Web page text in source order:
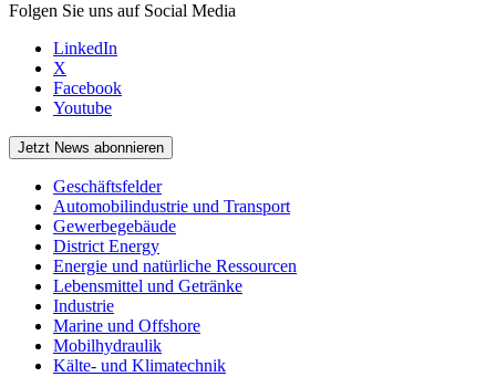
Folgen Sie uns auf Social Media
LinkedIn
X
Facebook
Youtube
Jetzt News abonnieren
Geschäftsfelder
Automobilindustrie und Transport
Gewerbegebäude
District Energy
Energie und natürliche Ressourcen
Lebensmittel und Getränke
Industrie
Marine und Offshore
Mobilhydraulik
Kälte- und Klimatechnik